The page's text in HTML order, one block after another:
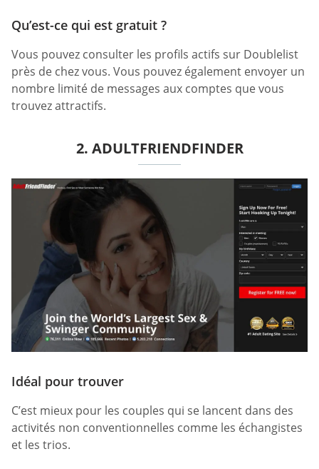
Qu’est-ce qui est gratuit ?
Vous pouvez consulter les profils actifs sur Doublelist
près de chez vous. Vous pouvez également envoyer un
nombre limité de messages aux comptes que vous
trouvez attractifs.
2. ADULTFRIENDFINDER
Idéal pour trouver
C’est mieux pour les couples qui se lancent dans des
activités non conventionnelles comme les échangistes
et les trios.